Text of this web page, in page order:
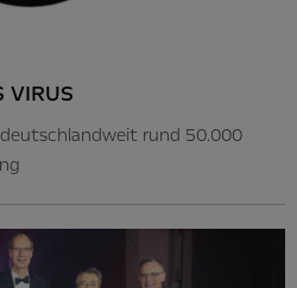
VIRUS
rund 50.000